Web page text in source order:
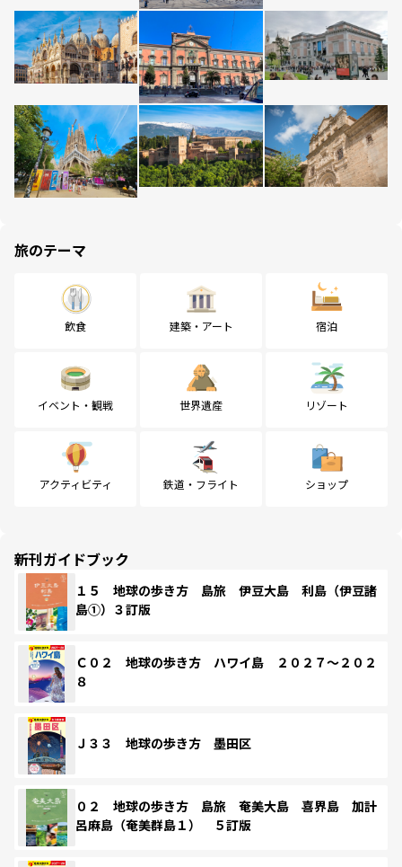
旅のテーマ
飲食 建築・アート 宿泊
イベント・観戦 世界遺産 リゾート
アクティビティ 鉄道・フライト ショップ
新刊ガイドブック
１５ 地球の歩き方 島旅 伊豆大島 利島（伊豆諸
島①）３訂版
Ｃ０２ 地球の歩き方 ハワイ島 ２０２７～２０２
８
Ｊ３３ 地球の歩き方 墨田区
０２ 地球の歩き方 島旅 奄美大島 喜界島 加計
呂麻島（奄美群島１） ５訂版